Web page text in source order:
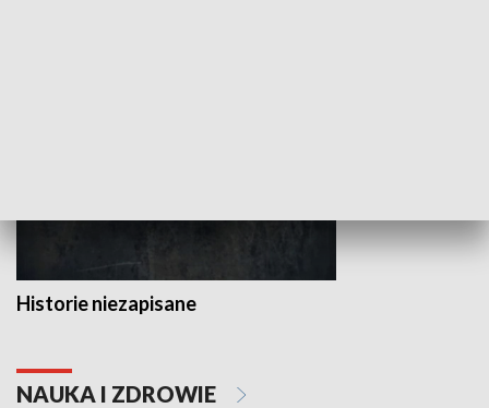
Historie niezapisane
NAUKA I ZDROWIE